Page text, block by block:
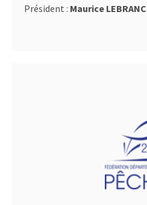
Président : Maurice